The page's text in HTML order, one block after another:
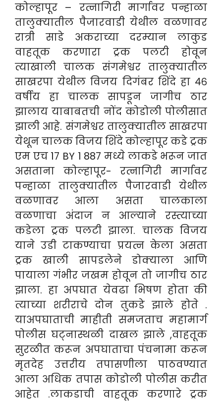
कोल्हापूर – रत्नागिरी मार्गावर पन्हाळा
तालुक्यातील पैजारवाडी येथील वळणावर
रात्री साडे अकराच्या दरम्यान लाकुड
वाहतूक करणारा ट्रक पलटी होवून
त्याखाली चालक संगमेश्वर तालुक्यातील
साखरपा येथील विजय दिगंबर शिंदे हा ४६
वर्षीय हा चालक सापडून जागीच ठार
झालाय याबाबतची नोंद कोडोली पोलीसात
झाली आहे. संगमेश्वर तालुक्यातील साखरपा
येथून चालक विजय शिंदे कोल्हापूर कडे ट्रक
एम एच 17 BY 1 887 मध्ये लाकडे भरून जात
असताना कोल्हापूर- रत्नागिरी मार्गावर
पन्हाळा तालुक्यातील पैजारवाडी येथील
वळणावर आला असता चालकाला
वळणाचा अंदाज न आल्याने रस्त्याच्या
कडेला ट्रक पलटी झाला. चालक विजय
याने उडी टाकण्याचा प्रयत्न केला असता
ट्रक खाली सापडलेने डोक्याला आणि
पायाला गंभीर जखम होवून तो जागीच ठार
झाला. हा अपघात येवढा भिषण होता की
त्याच्या शरीराचे दोन तुकडे झाले होते .
याअपघाताची माहीती समजताच महामार्ग
पोलीस घट्नास्थळी दाखल झाले ,वाहतूक
सुरळीत करून अपघाताचा पंचनामा करून
मृतदेह उत्तरीय तपासणीला पाठवण्यात
आला अधिक तपास कोडोली पोलीस करीत
आहेत .लाकडाची वाहतूक करणारे ट्रक